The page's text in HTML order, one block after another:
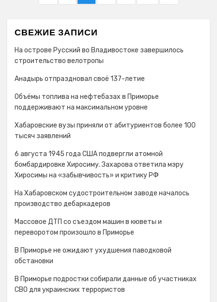
СВЕЖИЕ ЗАПИСИ
На острове Русский во Владивостоке завершилось
строительство велотропы
Анадырь отпраздновал своё 137-летие
Объёмы топлива на нефтебазах в Приморье
поддерживают на максимальном уровне
Хабаровские вузы приняли от абитуриентов более 100
тысяч заявлений
6 августа 1945 года США подвергли атомной
бомбардировке Хиросиму. Захарова ответила мэру
Хиросимы на «забывчивость» и критику РФ
На Хабаровском судостроительном заводе началось
производство дебаркадеров
Массовое ДТП со съездом машин в кюветы и
переворотом произошло в Приморье
В Приморье не ожидают ухудшения паводковой
обстановки
В Приморье подростки собирали данные об участниках
СВО для украинских террористов